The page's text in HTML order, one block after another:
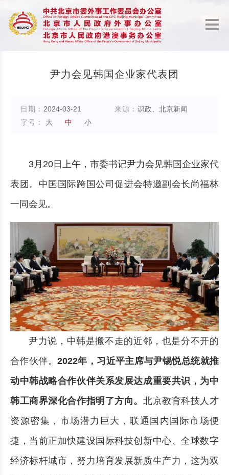
尹力会见韩国企业家代表团
日期： 2024-03-21 来源： 识政、北京新闻
字号：
大 中 小
3月20日上午，市委书记尹力会见韩国企业家代
表团。中国国际跨国公司促进会特邀副会长尚福林
一同会见。
尹力说，中韩是搬不走的近邻，也是分不开的
合作伙伴。 2022年，习近平主席与尹锡悦总统就推
动中韩战略合作伙伴关系发展达成重要共识，为中
韩工商界深化合作指明了方向。 北京教育科技人才
资源密集，市场潜力巨大，联通国内国际市场便
捷，当前正加快建设国际科技创新中心、全球数字
经济标杆城市，努力培育发展新质生产力，这为双